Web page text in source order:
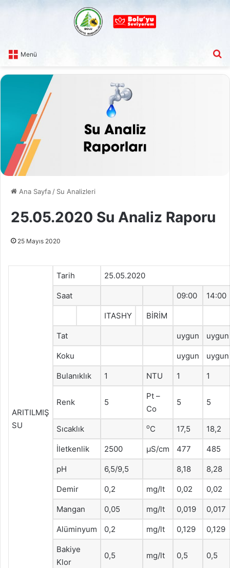
Menü
Ana Sayfa / Su Analizleri
25.05.2020 Su Analiz Raporu
25 Mayıs 2020
ARITILMIŞ
SU
Tarih 25.05.2020
Saat 09:00 14:00
ITASHY BİRİM
Tat uygun uygun
Koku uygun uygun
Bulanıklık 1 NTU 1 1
Renk 5
Pt –
Co
5 5
Sıcaklık oC 17,5 18,2
İletkenlik 2500 μS/cm 477 485
pH 6,5/9,5 8,18 8,28
Demir 0,2 mg/lt 0,02 0,02
Mangan 0,05 mg/lt 0,019 0,017
Alüminyum 0,2 mg/lt 0,129 0,129
Bakiye
Klor
0,5 mg/lt 0,5 0,5